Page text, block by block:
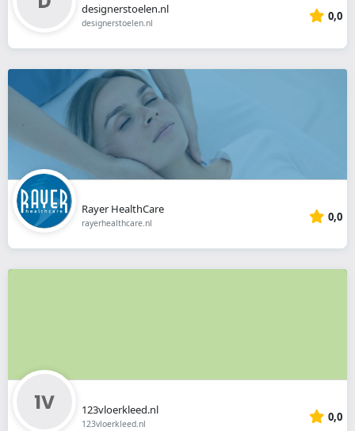
designerstoelen.nl
designerstoelen.nl 0,0
Rayer HealthCare
rayerhealthcare.nl 0,0
123vloerkleed.nl
123vloerkleed.nl 0,0